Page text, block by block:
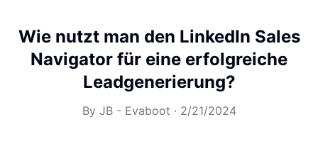
Wie nutzt man den LinkedIn Sales
Navigator für eine erfolgreiche
Leadgenerierung?
By JB - Evaboot · 2/21/2024